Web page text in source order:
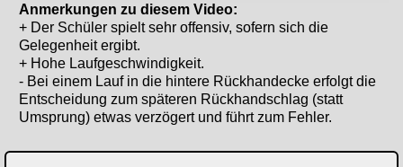
Anmerkungen zu diesem Video:
+ Der Schüler spielt sehr offensiv, sofern sich die
Gelegenheit ergibt.
+ Hohe Laufgeschwindigkeit.
- Bei einem Lauf in die hintere Rückhandecke erfolgt die
Entscheidung zum späteren Rückhandschlag (statt
Umsprung) etwas verzögert und führt zum Fehler.